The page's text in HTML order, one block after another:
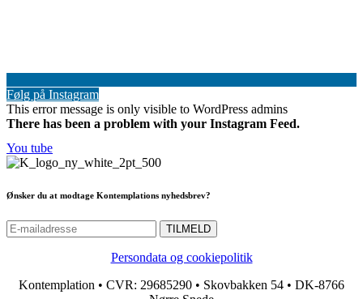
Følg på Instagram
This error message is only visible to WordPress admins
There has been a problem with your Instagram Feed.
You tube
Ønsker du at modtage Kontemplations nyhedsbrev?
Persondata og cookiepolitik
Kontemplation • CVR: 29685290 • Skovbakken 54 • DK-8766